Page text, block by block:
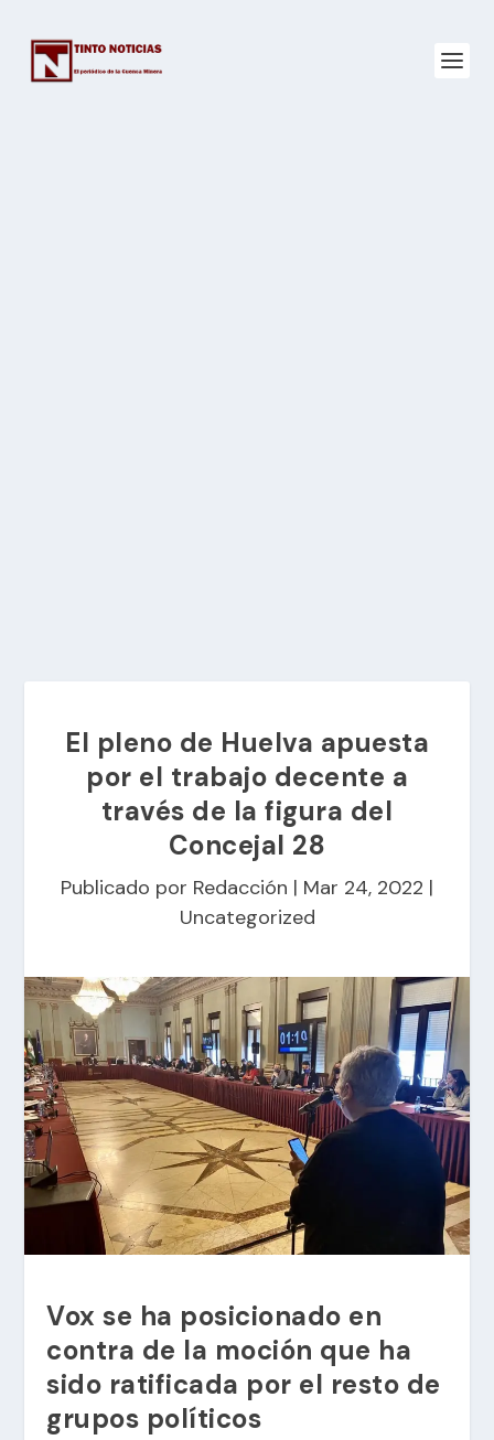
El pleno de Huelva apuesta
por el trabajo decente a
través de la figura del
Concejal 28
Publicado por Redacción | Mar 24, 2022 |
Uncategorized
Vox se ha posicionado en
contra de la moción que ha
sido ratificada por el resto de
grupos políticos